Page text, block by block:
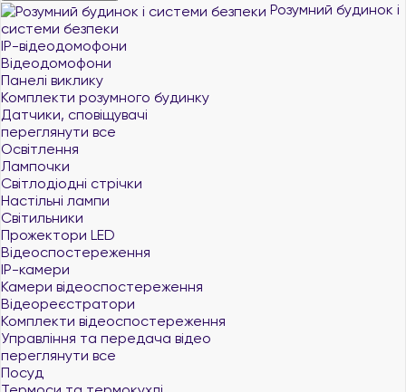
Розумний будинок і
системи безпеки
IP-відеодомофони
Відеодомофони
Панелі виклику
Комплекти розумного будинку
Датчики, сповіщувачі
переглянути все
Освітлення
Лампочки
Світлодіодні стрічки
Настільні лампи
Світильники
Прожектори LED
Відеоспостереження
IP-камери
Камери відеоспостереження
Відеореєстратори
Комплекти відеоспостереження
Управління та передача відео
переглянути все
Посуд